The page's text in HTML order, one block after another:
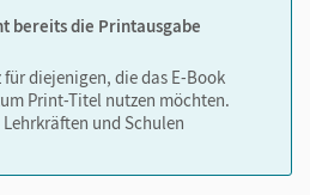
dieses E-Books. Sie
damit Sie und Ihre Schüler/-innen
zugreifen können. So
Lernen zeitsparend und
Kein
bereits die Printausgabe
diejenigen, die das E-Book
Print-Titel nutzen möchten.
und Schulen